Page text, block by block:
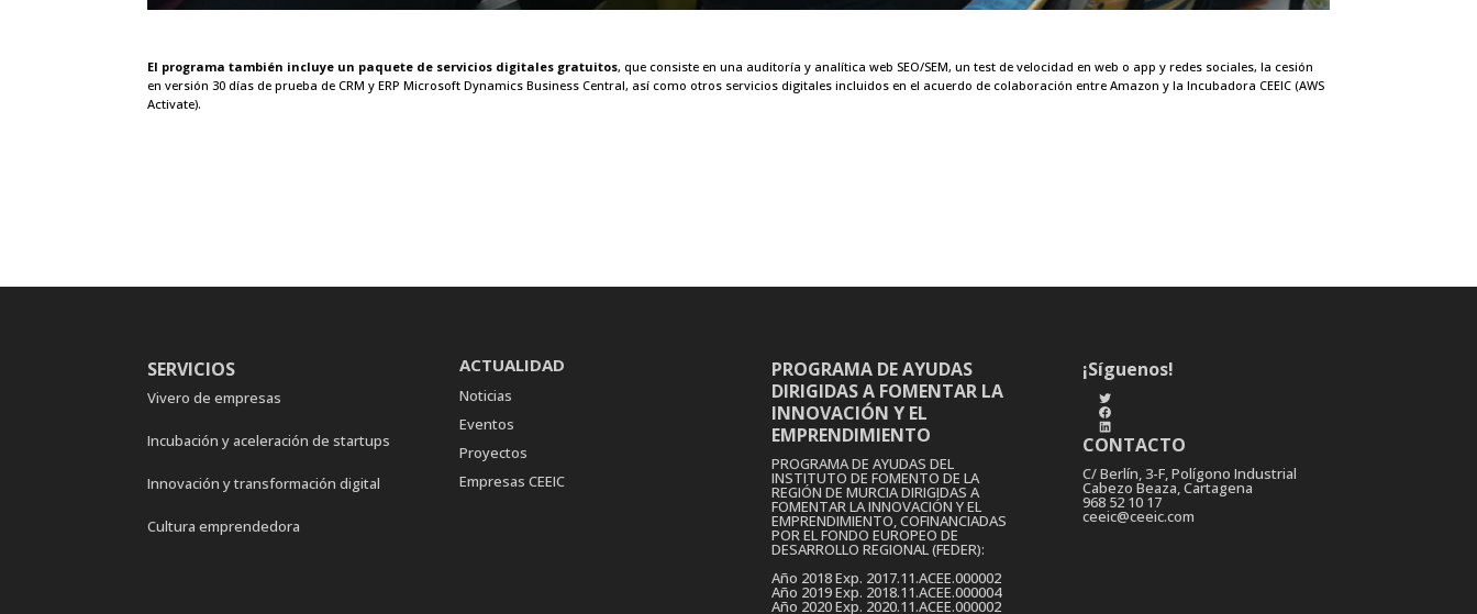
El programa también incluye un paquete de servicios digitales gratuitos, que consiste en una auditoría y analítica web SEO/SEM, un test de velocidad en web o app y redes sociales, la cesión
en versión 30 días de prueba de CRM y ERP Microsoft Dynamics Business Central, así como otros servicios digitales incluidos en el acuerdo de colaboración entre Amazon y la Incubadora CEEIC (AWS
Activate).
SERVICIOS
Vivero de empresas
Incubación y aceleración de startups
Innovación y transformación digital
Cultura emprendedora
ACTUALIDAD
Noticias
Eventos
Proyectos
Empresas CEEIC
PROGRAMA DE AYUDAS
DIRIGIDAS A FOMENTAR LA
INNOVACIÓN Y EL
EMPRENDIMIENTO
PROGRAMA DE AYUDAS DEL
INSTITUTO DE FOMENTO DE LA
REGIÓN DE MURCIA DIRIGIDAS A
FOMENTAR LA INNOVACIÓN Y EL
EMPRENDIMIENTO, COFINANCIADAS
POR EL FONDO EUROPEO DE
DESARROLLO REGIONAL (FEDER):
Año 2018 Exp. 2017.11.ACEE.000002
Año 2019 Exp. 2018.11.ACEE.000004
Año 2020 Exp. 2020.11.ACEE.000002
¡Síguenos!
Twitter
Facebook
LinkedIn
CONTACTO
C/ Berlín, 3-F, Polígono Industrial
Cabezo Beaza, Cartagena
968 52 10 17
ceeic@ceeic.com